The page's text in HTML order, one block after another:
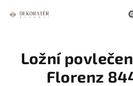
Ložní
Florenz